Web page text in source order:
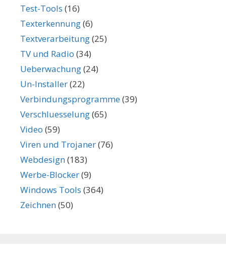
Test-Tools (16)
Texterkennung(6)
Textverarbeitung(25)
TV und Radio (34)
Ueberwachung(24)
Un-Installer(22)
Verbindungsprogramme(39)
Verschluesselung(65)
Video (59)
Viren und Trojaner(76)
Webdesign(183)
Werbe-Blocker(9)
Windows Tools (364)
Zeichnen(50)